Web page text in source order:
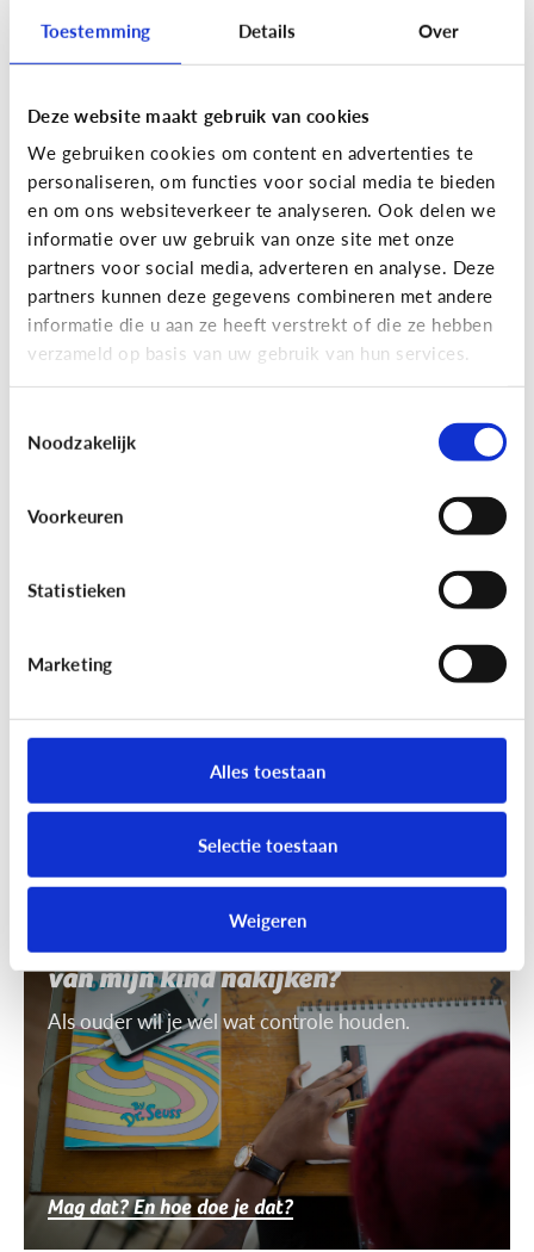
Toestemming Details Over
Deze website maakt gebruik van cookies
We gebruiken cookies om content en advertenties te
personaliseren, om functies voor social media te bieden
en om ons websiteverkeer te analyseren. Ook delen we
informatie over uw gebruik van onze site met onze
partners voor social media, adverteren en analyse. Deze
partners kunnen deze gegevens combineren met andere
informatie die u aan ze heeft verstrekt of die ze hebben
verzameld op basis van uw gebruik van hun services.
Noodzakelijk
Voorkeuren
Statistieken
Marketing
Alles toestaan
Selectie toestaan
Weigeren
Privacy
Moet ik aan mijn kind uitleggen
wat 'recht op afbeelding' is?
Staat jou kind stil bij het maken en verspreiden
van foto’s en filmpjes waar anderen op staan? Of
deelt jouw kind zomaar alles van iedereen op
Facebook of Snapchat?
Privacy
op afbeelding’ is
gebruiken. Daarvoor heb je toestemming nodig.
Mag ik de smartphone of tablet
van mijn kind nakijken?
Als ouder wil je wel wat controle houden.
Mag dat? En hoe doe je dat?